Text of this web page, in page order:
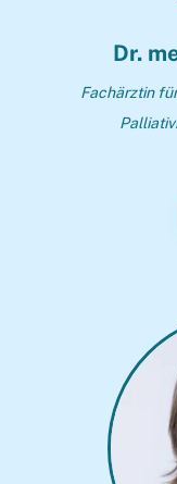
Dr.
Fachärztin